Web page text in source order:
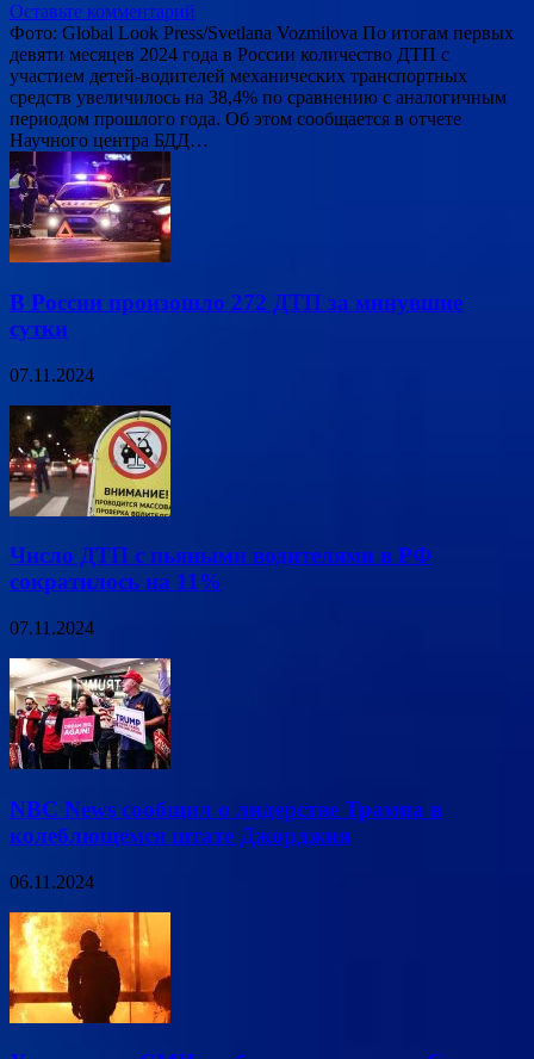
Оставьте комментарий
Фото: Global Look Press/Svetlana Vozmilova По итогам первых
девяти месяцев 2024 года в России количество ДТП с
участием детей-водителей механических транспортных
средств увеличилось на 38,4% по сравнению с аналогичным
периодом прошлого года. Об этом сообщается в отчете
Научного центра БДД…
В России произошло 272 ДТП за минувшие
сутки
07.11.2024
Число ДТП с пьяными водителями в РФ
сократилось на 11%
07.11.2024
NBC News сообщил о лидерстве Трампа в
колеблющемся штате Джорджия
06.11.2024